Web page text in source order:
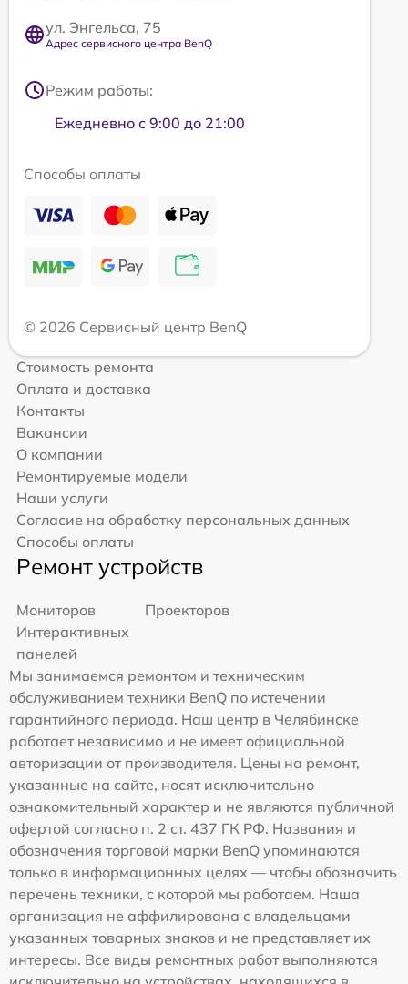
ул. Энгельса, 75
Адрес сервисного центра BenQ
Режим работы:
Ежедневно с 9:00 до 21:00
Способы оплаты
© 2026 Сервисный центр BenQ
Стоимость ремонта
Оплата и доставка
Контакты
Вакансии
О компании
Ремонтируемые модели
Наши услуги
Согласие на обработку персональных данных
Способы оплаты
Ремонт устройств
Мониторов
Проекторов
Интерактивных
панелей
Мы занимаемся ремонтом и техническим
обслуживанием техники BenQ по истечении
гарантийного периода. Наш центр в Челябинске
работает независимо и не имеет официальной
авторизации от производителя. Цены на ремонт,
указанные на сайте, носят исключительно
ознакомительный характер и не являются публичной
офертой согласно п. 2 ст. 437 ГК РФ. Названия и
обозначения торговой марки BenQ упоминаются
только в информационных целях — чтобы обозначить
перечень техники, с которой мы работаем. Наша
организация не аффилирована с владельцами
указанных товарных знаков и не представляет их
интересы. Все виды ремонтных работ выполняются